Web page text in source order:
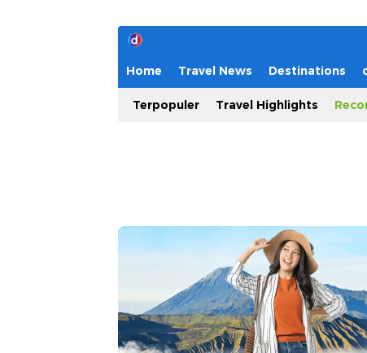
Home Travel News Destinations
Terpopuler Travel Highlights